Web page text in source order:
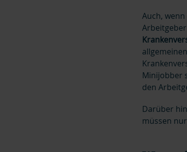
Auch,
Minijobber
den
Darüber
müssen